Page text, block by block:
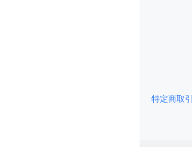
特定商取